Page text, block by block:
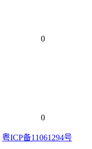
0
0
粤ICP备11061294号